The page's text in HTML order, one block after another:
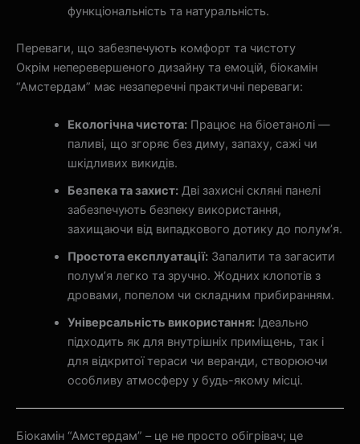
функціональність та натуральність.
Переваги, що забезпечують комфорт та чистоту
Окрім неперевершеного дизайну та емоцій, біокамін
“Амстердам” має незаперечні практичні переваги:
Екологічна чистота:Працює на біоетанолі —
паливі, що згоряє без диму, запаху, сажі чи
шкідливих викидів.
Безпека та захист:Дві захисні скляні панелі
забезпечують безпеку використання,
захищаючи від випадкового дотику до полум’я.
Простота експлуатації:Запалити та загасити
полум’я легко та зручно. Жодних клопотів з
дровами, попелом чи складним прибиранням.
Універсальність використання:Ідеально
підходить як для внутрішніх приміщень, так і
для відкритої тераси чи веранди, створюючи
особливу атмосферу у будь-якому місці.
Біокамін “Амстердам” – це не просто обігрівач; це